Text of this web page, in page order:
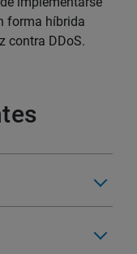
forma híbrida
contra DDoS.